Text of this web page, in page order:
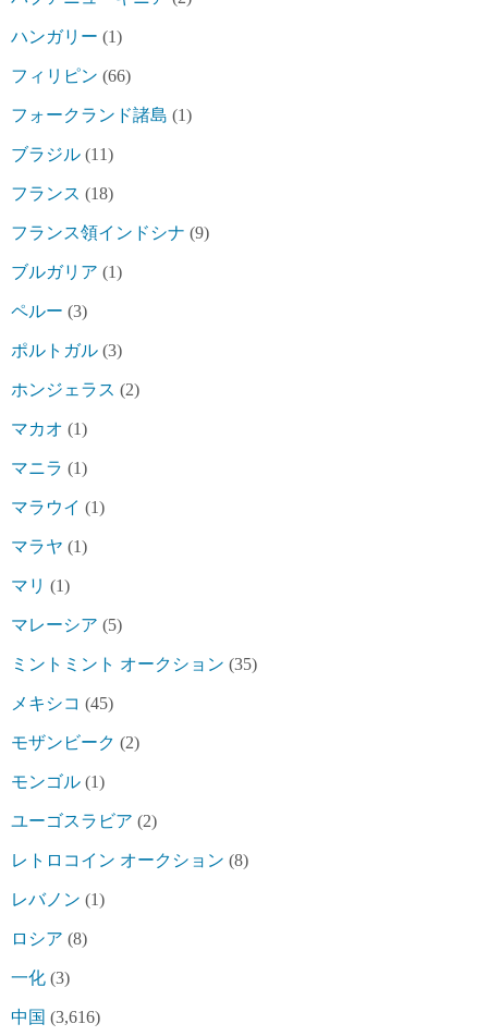
ハンガリー (1)
フィリピン (66)
フォークランド諸島 (1)
ブラジル (11)
フランス (18)
フランス領インドシナ (9)
ブルガリア (1)
ペルー (3)
ポルトガル (3)
ホンジェラス (2)
マカオ (1)
マニラ (1)
マラウイ (1)
マラヤ (1)
マリ (1)
マレーシア (5)
ミントミント オークション (35)
メキシコ (45)
モザンビーク (2)
モンゴル (1)
ユーゴスラビア (2)
レトロコイン オークション (8)
レバノン (1)
ロシア (8)
一化 (3)
中国 (3,616)